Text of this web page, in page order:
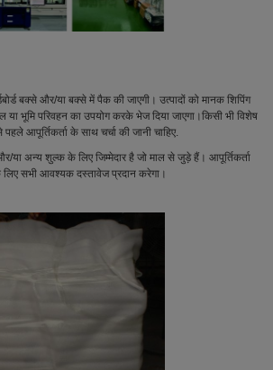
बक्से और/या बक्से में पैक की जाएगी। उत्पादों को मानक शिपिंग
या भूमि परिवहन का उपयोग करके भेज दिया जाएगा।किसी भी विशेष
आपूर्तिकर्ता के साथ चर्चा की जानी चाहिए.
या अन्य शुल्क के लिए जिम्मेदार है जो माल से जुड़े हैं। आपूर्तिकर्ता
लिए सभी आवश्यक दस्तावेज प्रदान करेगा।